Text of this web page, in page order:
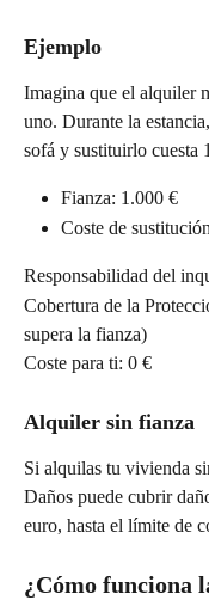
Ejemplo
Imagina que el alquiler
uno. Durante la
sofá y sustituirlo cuesta
Fianza: 1.000 €
Coste de
Responsabilidad del
Cobertura de la
supera la fianza)
Coste para ti: 0 €
Alquiler sin fianza
Si alquilas tu vivienda
Daños puede cubrir
euro, hasta el límite de
¿Cómo funciona